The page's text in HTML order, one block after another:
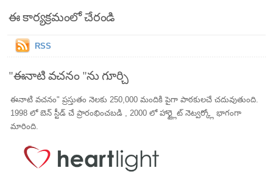
ఈ కార్యక్రమంలో చేరండి
RSS
"ఈనాటి వచనం "ను గూర్చి
ఈనాటి వచనం" ప్రస్తుతం నెలకు 250,000 మందికి పైగా పాఠకులచే చదువుతుంది.
1998 లో బెన్ స్టీడ్ చే ప్రారంభించబడి , 2000 లో హార్ట్లైట్ నెట్వర్క్లో భాగంగా
మారింది.